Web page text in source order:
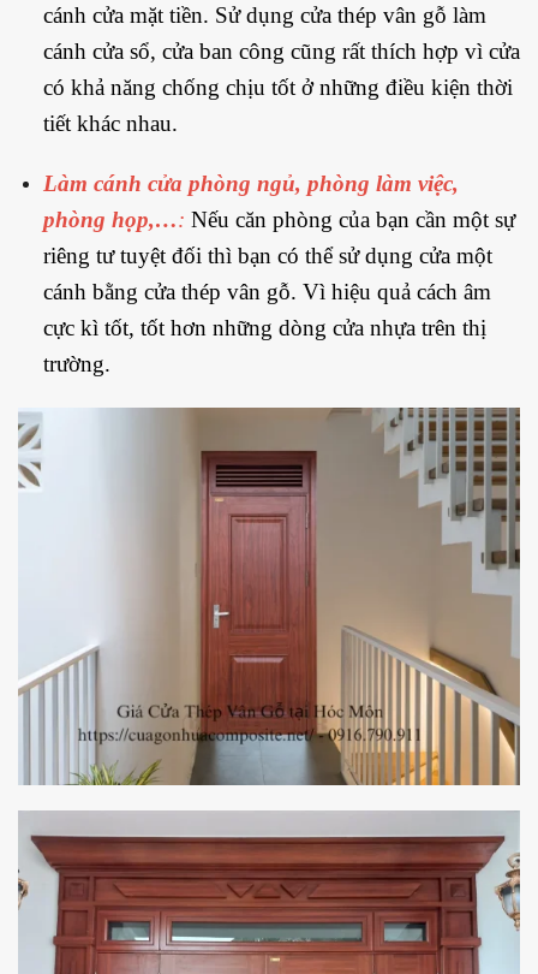
cánh cửa mặt tiền. Sử dụng cửa thép vân gỗ làm
cánh cửa sổ, cửa ban công cũng rất thích hợp vì cửa
có khả năng chống chịu tốt ở những điều kiện thời
tiết khác nhau.
Làm cánh cửa phòng ngủ, phòng làm việc,
phòng họp,…: Nếu căn phòng của bạn cần một sự
riêng tư tuyệt đối thì bạn có thể sử dụng cửa một
cánh bằng cửa thép vân gỗ. Vì hiệu quả cách âm
cực kì tốt, tốt hơn những dòng cửa nhựa trên thị
trường.